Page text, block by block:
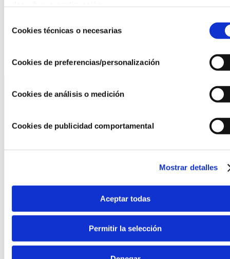
deCookies técnicas o necesarias
Cookies de preferencias/personalización
Cookies de análisis o medición
Cookies de publicidad comportamental
Mostrar detalles
Aceptar todas
Permitir la selección
historia médica, sino que también subraya la contribución
Fundaciones Asociadas
Asesoría
Formación y eventos